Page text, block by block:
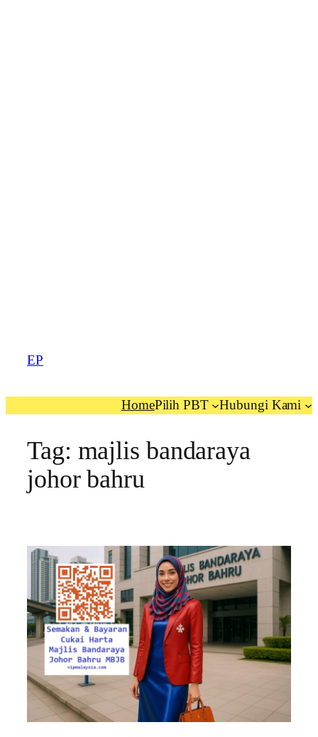
EP
HomePilih PBT Hubungi Kami
Tag: majlis bandaraya
johor bahru